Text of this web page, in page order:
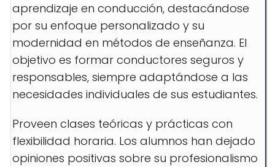
aprendizaje en conducción, destacándose
por su enfoque personalizado y su
modernidad en métodos de enseñanza. El
objetivo es formar conductores seguros y
responsables, siempre adaptándose a las
necesidades individuales de sus estudiantes.
Proveen clases teóricas y prácticas con
flexibilidad horaria. Los alumnos han dejado
opiniones positivas sobre su profesionalismo